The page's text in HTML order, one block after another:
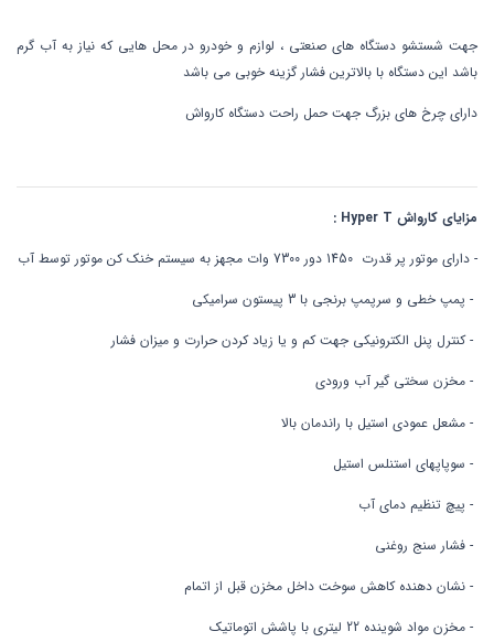
جهت شستشو دستگاه های صنعتی ، لوازم و خودرو در محل هایی که نیاز به آب گرم
باشد این دستگاه با بالاترین فشار گزینه خوبی می باشد
دارای چرخ های بزرگ جهت حمل راحت دستگاه کارواش
مزایای کارواش Hyper T :
- دارای موتور پر قدرت 1450 دور 7300 وات مجهز به سیستم خنک کن موتور توسط آب
- پمپ خطی و سرپمپ برنجی با 3 پیستون سرامیکی
- کنترل پنل الکترونیکی جهت کم و یا زیاد کردن حرارت و میزان فشار
- مخزن سختی گیر آب ورودی
- مشعل عمودی استیل با راندمان بالا
- سوپاپهای استنلس استیل
- پیچ تنظیم دمای آب
- فشار سنج روغنی
- نشان دهنده کاهش سوخت داخل مخزن قبل از اتمام
- مخزن مواد شوینده 22 لیتری با پاشش اتوماتیک